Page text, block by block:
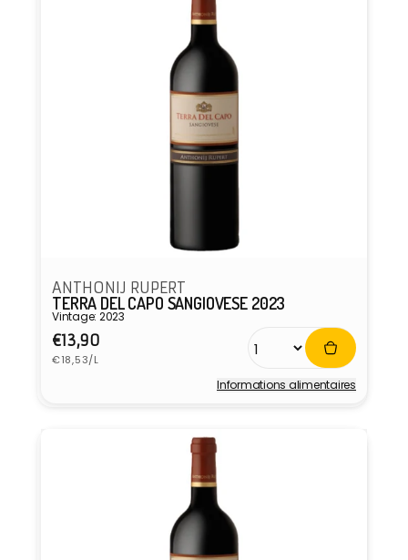
ANTHONIJ RUPERT
TERRA DEL CAPO SANGIOVESE 2023
Vintage: 2023
Prix
habituel
€13,90
Prix
unitaire
€18,53/L
Informations alimentaires